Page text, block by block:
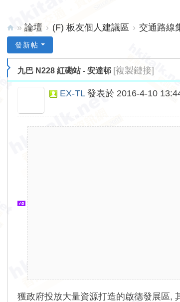
lk.
» 論壇 › (F) 板友個人建議區 › 交通路線
發新帖
九巴 N228 紅磡站 - 安達邨 [複製鏈接]
EX-TL 發表於 2016-4-10
獲政府投放大量資源打造的啟德發展區,